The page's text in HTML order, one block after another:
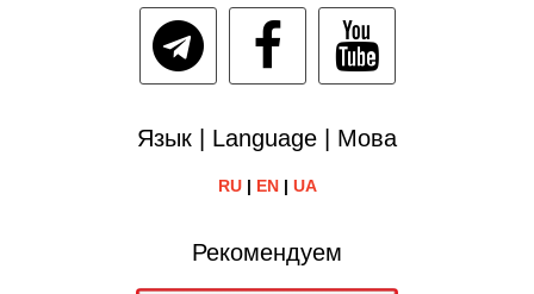
Язык | Language | Мова
RU| EN| UA
Рекомендуем